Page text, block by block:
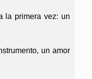
la primera vez: un
un amor